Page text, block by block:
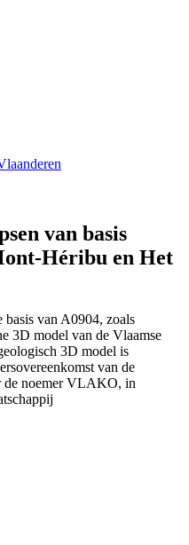
van basis
Héribu en Het
basis van A0904, zoals
3D model van de Vlaamse
3D model is
van de
de noemer VLAKO, in